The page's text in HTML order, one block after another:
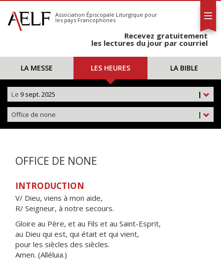
S'abonner
Calendrier
Association Épiscopale Liturgique pour
les pays Francophones
Recevez gratuitement
les lectures du jour par courriel
LA MESSE LES HEURES LA BIBLE
|
Le 9 sept. 2025
|
Office de none
OFFICE DE NONE
INTRODUCTION
V/ Dieu, viens à mon aide,
R/ Seigneur, à notre secours.
Gloire au Père, et au Fils et au Saint-Esprit,
au Dieu qui est, qui était et qui vient,
pour les siècles des siècles.
Amen. (Alléluia.)